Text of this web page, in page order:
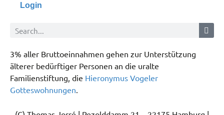
Login
3% aller Bruttoeinnahmen gehen zur Unterstützung
älterer bedürftiger Personen an die uralte
Familienstiftung, die Hieronymus Vogeler
Gotteswohnungen.